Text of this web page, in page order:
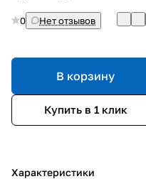
0 Нет отзывов
В корзину
Купить в 1 клик
Характеристики